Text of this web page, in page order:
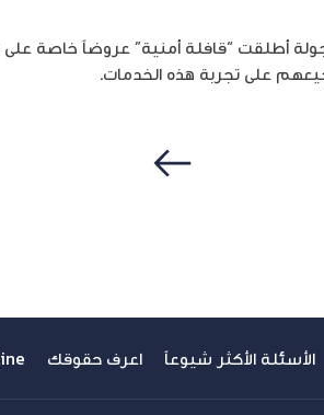
أطلقت “قافلة أمنية” عروضاً خاصة
على تجربة هذه الخدمات.
الأسئلة الأكثر شيوعاً اعرف حقوقك